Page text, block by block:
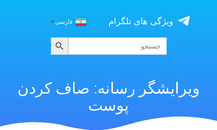
content
ویژگی های تلگرام فارسی▼
جستجو
برای:
جستجو
ویرایشگر رسانه: صاف کردن
پوست